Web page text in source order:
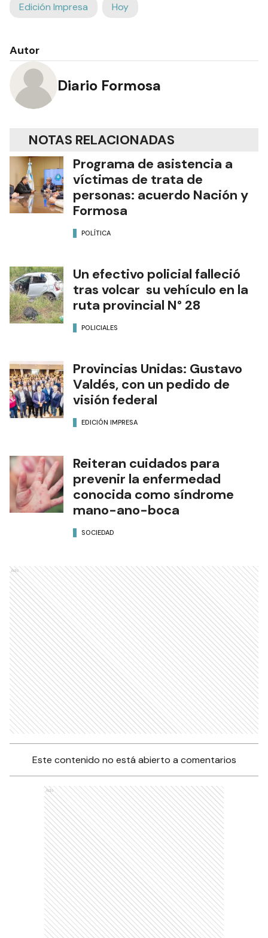
Edición Impresa Hoy
Autor
Diario Formosa
NOTAS RELACIONADAS
Programa de asistencia a
víctimas de trata de
personas: acuerdo Nación y
Formosa
POLÍTICA
Un efectivo policial falleció
tras volcar su vehículo en la
ruta provincial N° 28
POLICIALES
Provincias Unidas: Gustavo
Valdés, con un pedido de
visión federal
EDICIÓN IMPRESA
Reiteran cuidados para
prevenir la enfermedad
conocida como síndrome
mano-ano-boca
SOCIEDAD
Ads
Este contenido no está abierto a comentarios
Ads